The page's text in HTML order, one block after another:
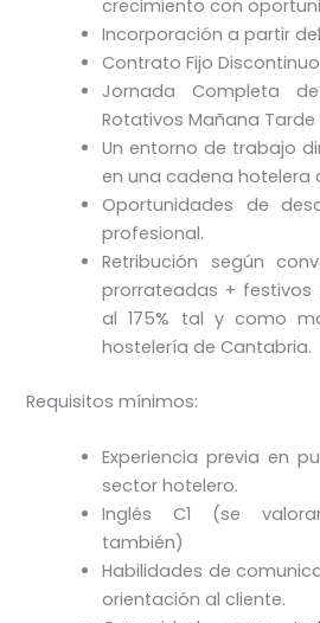
crecimiento con
Incorporación a partir del
Contrato Fijo
Jornada Completa
Rotativos Mañana Tarde
Un entorno de trabajo
en una cadena hotelera
Oportunidades de
profesional.
Retribución según
prorrateadas +
al 175% tal y como
hostelería de Cantabria.
Requisitos mínimos:
Experiencia previa en
sector hotelero.
Inglés C1 (se
también)
Habilidades de
orientación al cliente.